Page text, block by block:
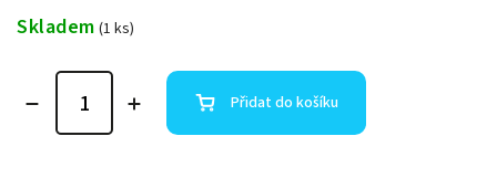
Skladem (1 ks)
Přidat do košíku